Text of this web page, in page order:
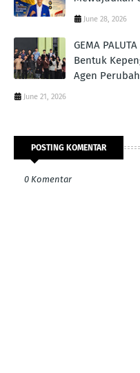
June 28, 2026
GEMA
Bentuk
Agen
June 21, 2026
POSTING KOMENTAR
0 Komentar